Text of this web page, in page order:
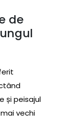
de
și peisajul
vechi